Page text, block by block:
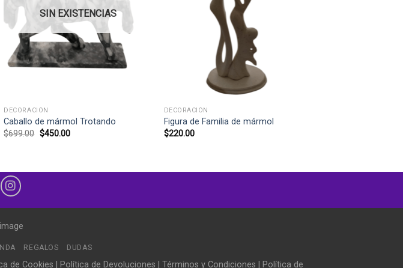
SIN EXISTENCIAS
DECORACIÓN
Caballo de mármol Trotando
$699.00 El
$450.00El
DECORACIÓN
Figura de Familia de mármol
$220.00
REGALOS DUDAS
de Cookies Política de Devoluciones Términos y Condiciones Política de